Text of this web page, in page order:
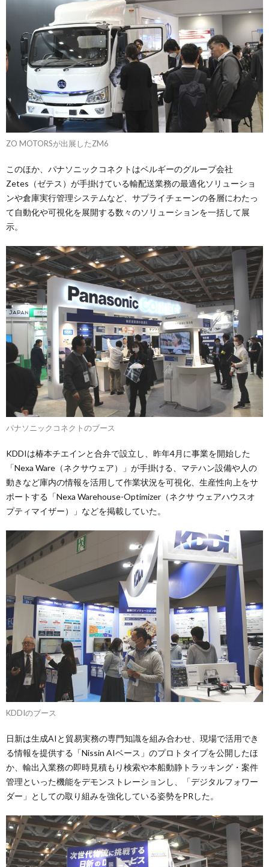
ZO MOTORSが出展したZM6
このほか、パナソニックコネクトはベルギーのグループ会社
Zetes（ゼテス）が手掛けている輸配送業務の最適化ソリューショ
ンや倉庫実行管理システムなど、サプライチェーンの各層にわたっ
て自動化や可視化を展開する数々のソリューションを一括して展
示。
パナソニックコネクトのブース
KDDIは椿本チエインと合弁で設立し、昨年4月に事業を開始した
「Nexa Ware（ネクサウェア）」が手掛ける、マテハン設備や人の
動きなど庫内の情報を活用して作業状況を可視化、生産性向上をサ
ポートする「Nexa Warehouse-Optimizer（ネクサ ウェアハウスオ
プティマイザー）」などを掲載していた。
KDDIのブース
日新は生成AIと貿易実務の専門知識を組み合わせ、現場で活用でき
る情報を提供する「Nissin AIベース」のプロトタイプを公開したほ
か、輸出入業務の即時見積もり検索や本船動静トラッキング・案件
管理といった機能をデモンストレーションし、「デジタルフォワー
ダー」としての取り組みを強化している姿勢をPRした。